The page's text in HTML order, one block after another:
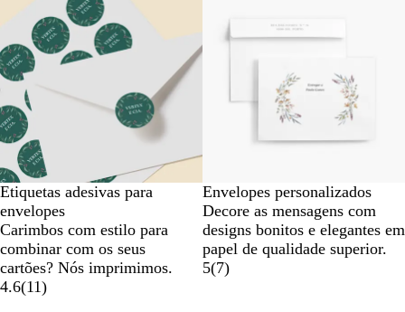
Etiquetas adesivas para
envelopes
Carimbos com estilo para
combinar com os seus
cartões? Nós imprimimos.
4.6(11)
Envelopes personalizados
Decore as mensagens com
designs bonitos e elegantes em
papel de qualidade superior.
5(7)